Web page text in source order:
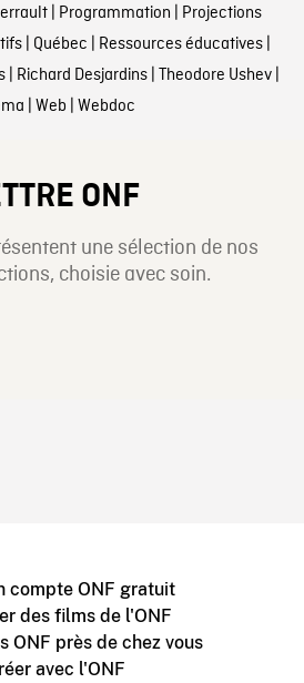
| Programmation Projections
| Québec Ressources éducatives|
| Richard Desjardins| Theodore Ushev|
Web Webdoc
ONF
une sélection de nos
choisie avec soin.
compte ONF gratuit
des films de l'ONF
ONF près de chez vous
avec l'ONF